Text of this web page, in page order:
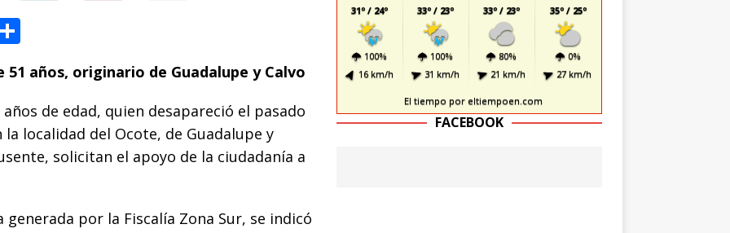
m
p
ar
ti
51 años, originario de Guadalupe y Calvo
años de edad, quien desapareció el pasado
localidad del Ocote, de Guadalupe y
solicitan el apoyo de la ciudadanía a
por la Fiscalía Zona Sur, se indicó
31º / 24º
100%
16 km/h
33º / 23º
100%
31 km/h
33º / 23º
80%
21 km/h
35º / 25º
0%
27 km/h
El tiempo por eltiempoen.com
FACEBOOK